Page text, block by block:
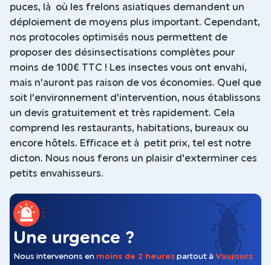
puces, là où les frelons asiatiques demandent un
déploiement de moyens plus important. Cependant,
nos protocoles optimisés nous permettent de
proposer des désinsectisations complètes pour
moins de 100€ TTC ! Les insectes vous ont envahi,
mais n'auront pas raison de vos économies. Quel que
soit l'environnement d'intervention, nous établissons
un devis gratuitement et très rapidement. Cela
comprend les restaurants, habitations, bureaux ou
encore hôtels. Efficace et à petit prix, tel est notre
dicton. Nous nous ferons un plaisir d'exterminer ces
petits envahisseurs.
Une urgence ?
Nous intervenons en moins de 2 heures partout à Vaujours